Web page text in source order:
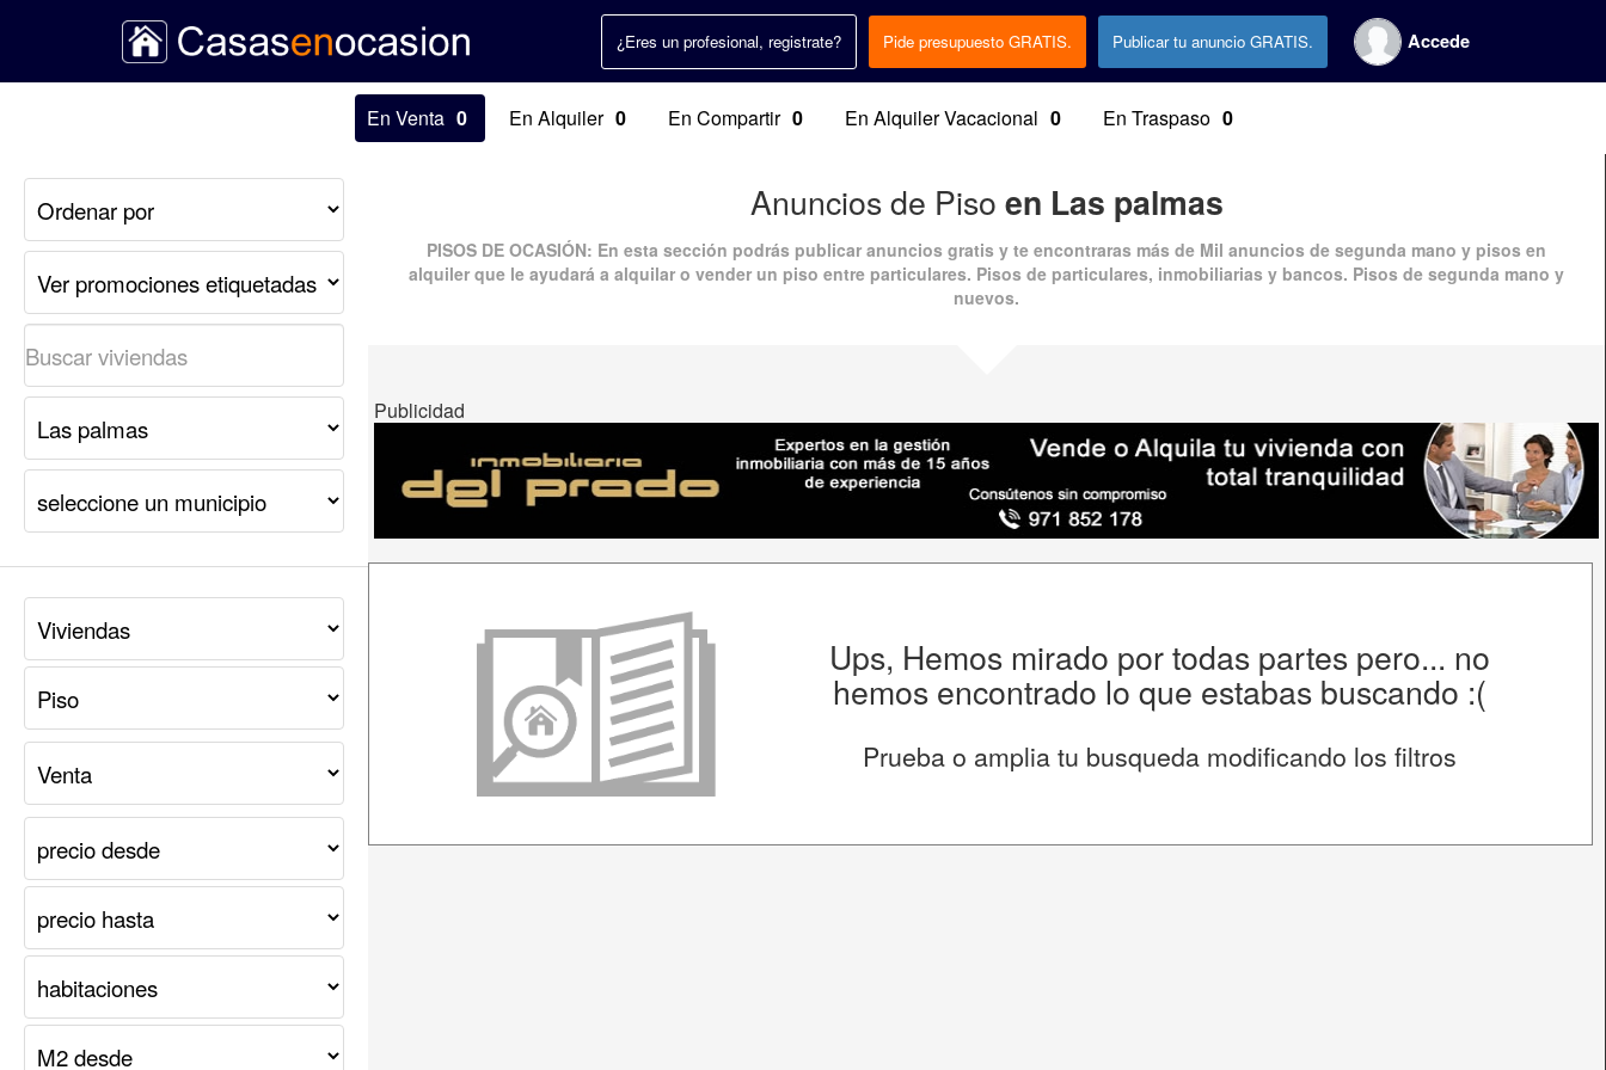
¿Eres un profesional, registrate? Pide presupuesto GRATIS. Publicar tu anuncio GRATIS. Accede
En Venta 0 En Alquiler 0 En Compartir 0 En Alquiler Vacacional 0 En Traspaso 0
Anuncios de Piso en Las palmas
PISOS DE OCASIÓN: En esta sección podrás publicar anuncios gratis y te encontraras más de Mil anuncios de segunda mano y pisos en
alquiler que le ayudará a alquilar o vender un piso entre particulares. Pisos de particulares, inmobiliarias y bancos. Pisos de segunda mano y
nuevos.
Publicidad
Ups, Hemos mirado por todas partes pero... no
hemos encontrado lo que estabas buscando :(
Prueba o amplia tu busqueda modificando los filtros